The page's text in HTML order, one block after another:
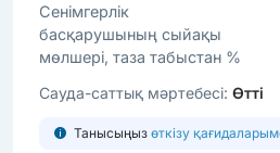
Сенімгерлік
басқарушының сыйақы
мөлшері, таза табыстан %
Сауда-саттық мәртебесі: Өтті
Танысыңыз өткізу